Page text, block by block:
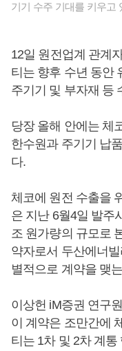
기기 수주 기대를 키우고
12일 원전업계 관계
티는 향후 수년 동안
주기기 및 부자재 등
당장 올해 안에는 체
한수원과 주기기 납
다.
체코에 원전 수출을
은 지난 6월4일 발주
조 원가량의 규모로
약자로서 두산에너
별적으로 계약을 맺
이상헌 iM증권 연구
이 계약은 조만간에
티는 1차 및 2차 계